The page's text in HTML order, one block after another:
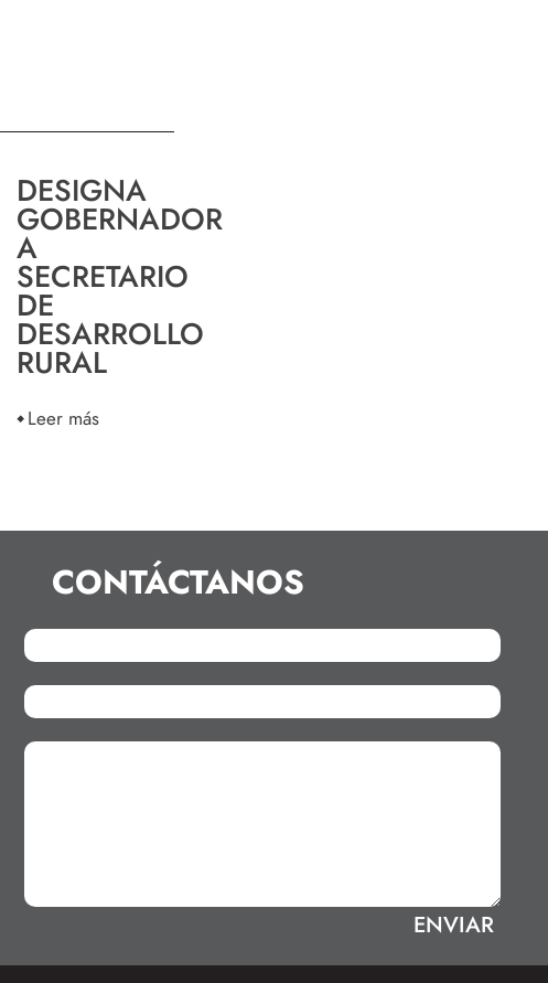
DESIGNA
GOBERNADOR
A
SECRETARIO
DE
DESARROLLO
RURAL
Leer más
CONTÁCTANOS